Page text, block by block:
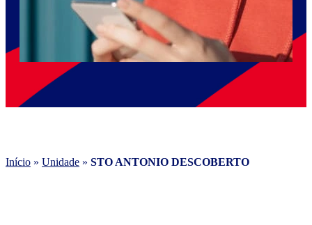
Início » Unidade » STO ANTONIO DESCOBERTO